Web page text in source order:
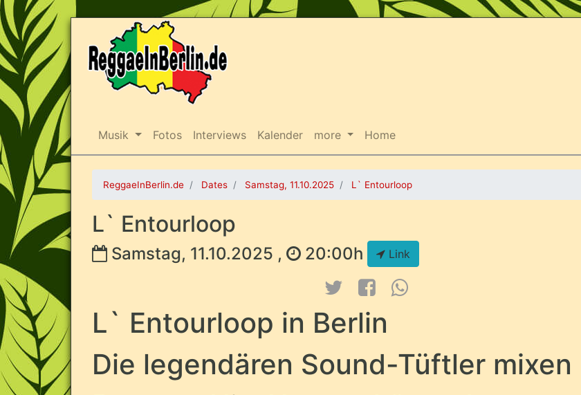
Musik Fotos Interviews Kalender more Home
ReggaeInBerlin.de Dates Samstag, 11.10.2025 L` Entourloop
L` Entourloop
Samstag, 11.10.2025 , 20:00h Link
L` Entourloop in Berlin
Die legendären Sound-Tüftler mixen